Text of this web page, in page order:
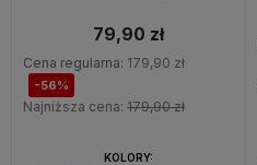
79,90 zł
Cena regularna: 179,90 zł
-56%
Najniższa cena: 179,90 zł
KOLORY: